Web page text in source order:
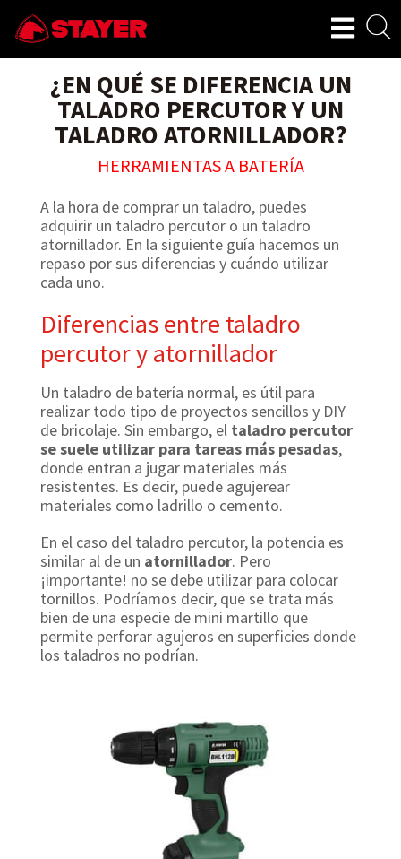
¿EN QUÉ SE DIFERENCIA UN
TALADRO PERCUTOR Y UN
TALADRO ATORNILLADOR?
HERRAMIENTAS A BATERÍA
A la hora de comprar un taladro, puedes
adquirir un taladro percutor o un taladro
atornillador. En la siguiente guía hacemos un
repaso por sus diferencias y cuándo utilizar
cada uno.
Diferencias entre taladro
percutor y atornillador
Un taladro de batería normal, es útil para
realizar todo tipo de proyectos sencillos y DIY
de bricolaje. Sin embargo, el taladro percutor
se suele utilizar para tareas más pesadas,
donde entran a jugar materiales más
resistentes. Es decir, puede agujerear
materiales como ladrillo o cemento.
En el caso del taladro percutor, la potencia es
similar al de un atornillador. Pero
¡importante! no se debe utilizar para colocar
tornillos. Podríamos decir, que se trata más
bien de una especie de mini martillo que
permite perforar agujeros en superficies donde
los taladros no podrían.